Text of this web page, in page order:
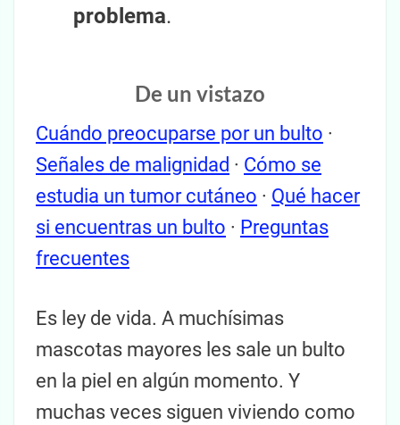
problema.
De un vistazo
Cuándo preocuparse por un bulto ·
Señales de malignidad · Cómo se
estudia un tumor cutáneo · Qué hacer
si encuentras un bulto · Preguntas
frecuentes
Es ley de vida. A muchísimas
mascotas mayores les sale un bulto
en la piel en algún momento. Y
muchas veces siguen viviendo como